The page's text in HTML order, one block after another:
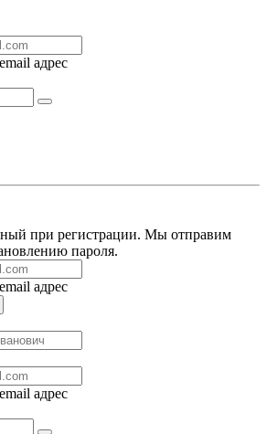
адрес
при регистрации. Мы отправим
пароля.
адрес
адрес